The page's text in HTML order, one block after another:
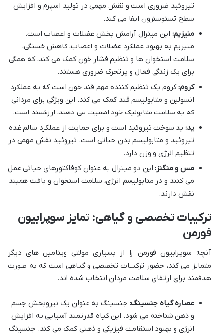
تیروئید ضروری است و نقش مهمی در تولید اسپرم و افزایش
سطح تستوسترون ایفا می کند.
منیزیم: این مینرال آرامش بخش عضلات و اعصاب است.
منیزیم به بهبود عملکرد عضلات و اعصاب، کاهش خستگی،
سلامت استخوان ها و تنظیم فشار خون کمک می کند، که همگی
برای یک زندگی فعال و پرتحرک ضروری هستند.
کروم: کروم یک تنظیم کننده مهم قند خون است که به عملکرد
انسولین و متابولیسم قند کمک می کند. این ویژگی برای مردانی
که به سلامت متابولیک خود اهمیت می دهند، ارزشمند است.
ید: ید سوخت تیروئید است و برای حمایت از عملکرد سالم غده
تیروئید و متابولیسم بدن حیاتی است. تیروئید نقش مهمی در
تنظیم انرژی و وزن دارد.
مس و منگنز: این دو مینرال به عنوان کوفاکتورهای حیاتی عمل
می کنند و در متابولیسم انرژی، سلامت استخوان و بافت همبند
نقش دارند.
ترکیبات تخصصی و گیاهی: تمایز سوپرابیون
فورمن
آنچه سوپرابیون فورمن را از بسیاری مولتی ویتامین های دیگر
متمایز می کند، حضور ترکیبات تخصصی و گیاهی است که به صورت
هدفمند برای ارتقای سلامت مردان انتخاب شده اند.
عصاره گیاه جنسینگ: جنسینگ به عنوان یک نیروبخش جسم
و ذهن شناخته می شود. این گیاه قدرتمند آسیایی به افزایش
انرژی و بهبود استقامت فیزیکی و ذهنی کمک می کند. جنسینگ